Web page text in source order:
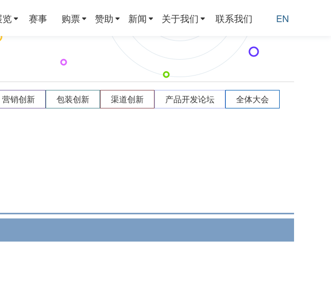
览 赛事 购票 赞助 新闻 关于我们 联系我们 EN
营销创新 包装创新 渠道创新 产品开发论坛
全体大会